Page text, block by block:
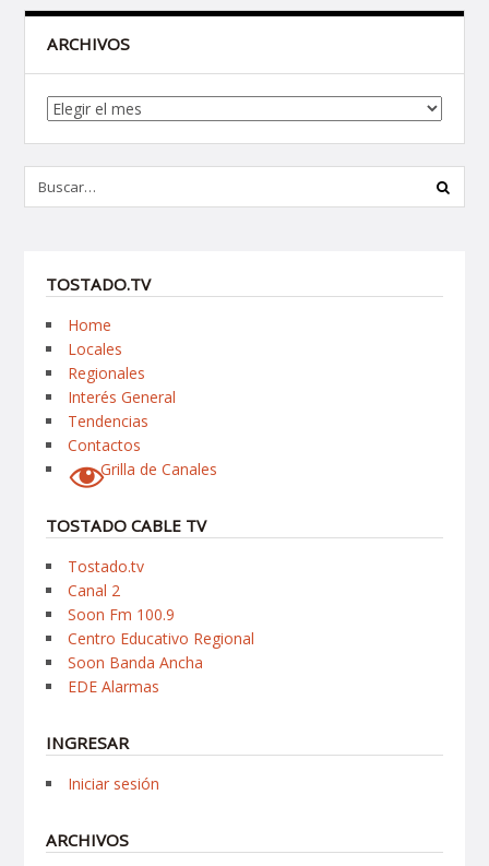
ARCHIVOS
Archivos
TOSTADO.TV
Home
Locales
Regionales
Interés General
Tendencias
Contactos
Grilla de Canales
TOSTADO CABLE TV
Tostado.tv
Canal 2
Soon Fm 100.9
Centro Educativo Regional
Soon Banda Ancha
EDE Alarmas
INGRESAR
Iniciar sesión
ARCHIVOS